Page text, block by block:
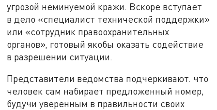
угрозой неминуемой кражи. Вскоре вступает
в дело «специалист технической поддержки»
или «сотрудник правоохранительных
органов», готовый якобы оказать содействие
в разрешении ситуации.
Представители ведомства подчеркивают. что
человек сам набирает предложенный номер,
будучи уверенным в правильности своих